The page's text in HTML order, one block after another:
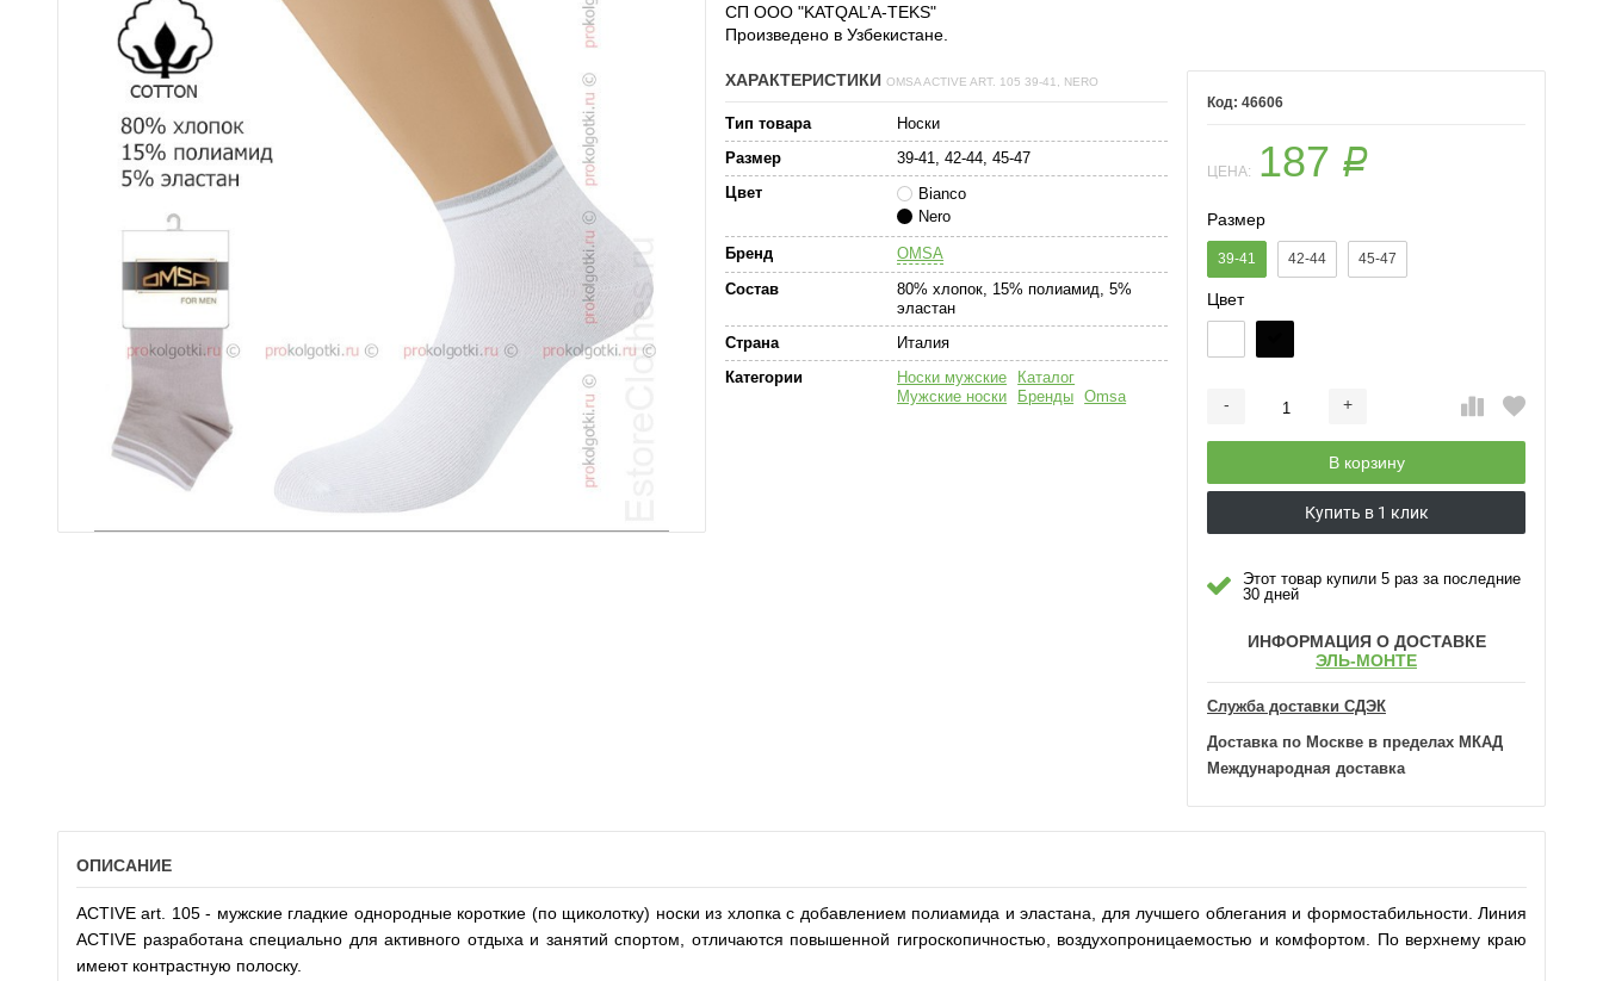
СП ООО "KATQAL’A-TEKS"
Произведено в Узбекистане.
46606
ЦЕНА: 187 Р
Размер
39-41 42-44 45-47
Цвет
- +
В корзину
Купить в 1 клик
Этот товар купили 5 раз за последние
30 дней
ИНФОРМАЦИЯ О ДОСТАВКЕ
ЭЛЬ-МОНТЕ
Служба доставки СДЭК
Доставка по Москве в пределах МКАД
Международная доставка
ХАРАКТЕРИСТИКИ OMSA ACTIVE ART. 105 39-41, NERO
Тип товара
Носки
Размер
39-41, 42-44, 45-47
Цвет
Bianco
Nero
Бренд
OMSA
Состав
80% хлопок, 15% полиамид, 5%
эластан
Страна
Италия
Категории
Носки мужские
Каталог
Мужские носки
Бренды Omsa
ОПИСАНИЕ
ACTIVE art. 105 - мужские гладкие однородные короткие (по щиколотку) носки из хлопка с добавлением полиамида и эластана, для лучшего облегания и формостабильности. Линия
ACTIVE разработана специально для активного отдыха и занятий спортом, отличаются повышенной гигроскопичностью, воздухопроницаемостью и комфортом. По верхнему краю
имеют контрастную полоску.